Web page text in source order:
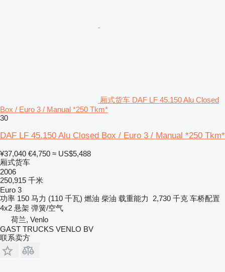
厢式货车 DAF LF 45.150 Alu Closed
Box / Euro 3 / Manual *250 Tkm*
30
DAF LF 45.150 Alu Closed Box / Euro 3 / Manual *250 Tkm*
¥37,040 €4,750 ≈ US$5,488
厢式货车
2006
250,915 千米
Euro 3
功率 150 马力 (110 千瓦) 燃油 柴油 载重能力 2,730 千克 车桥配置
4x2 悬架 弹簧/空气
荷兰, Venlo
GAST TRUCKS VENLO BV
联系卖方